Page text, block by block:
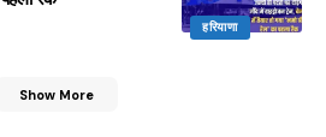
हरियाणा
Show More